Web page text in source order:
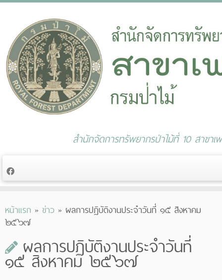
to
content
สำนักจัดการทรัพยากรป่าไม้ที่ 10 สาขาเ
หน้าแรก » ข่าว » ผลการปฏิบัติงานประจำวันที่ ๑๕ สิงหาคม
๒๕๖๗
ผลการปฏิบัติงานประจำวันที่
๑๕ สิงหาคม ๒๕๖๗